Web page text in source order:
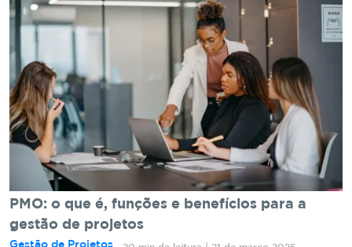
PMO: o que é, funções e benefícios para a
gestão de projetos
Gestão de Projetos